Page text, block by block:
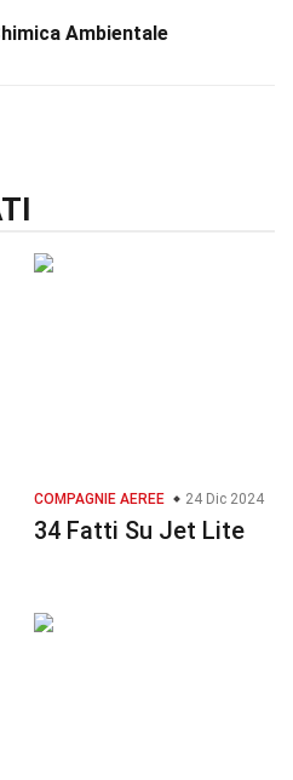
Ambientale
COMPAGNIE AEREE 24 Dic 2024
34 Fatti Su Jet Lite